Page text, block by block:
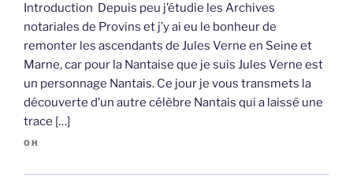
Introduction Depuis peu j’étudie les Archives
notariales de Provins et j’y ai eu le bonheur de
remonter les ascendants de Jules Verne en Seine et
Marne, car pour la Nantaise que je suis Jules Verne est
un personnage Nantais. Ce jour je vous transmets la
découverte d’un autre célèbre Nantais qui a laissé une
trace […]
OH